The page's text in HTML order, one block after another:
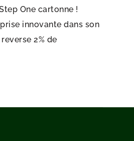
One cartonne !
innovante dans son
2% de